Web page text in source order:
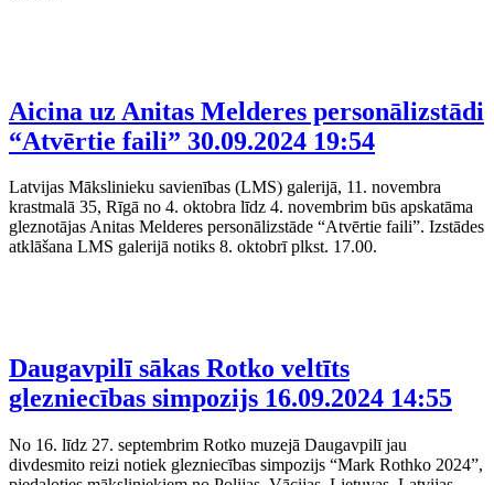
Aicina uz Anitas Melderes personālizstādi
“Atvērtie faili” 30.09.2024 19:54
Latvijas Mākslinieku savienības (LMS) galerijā, 11. novembra
krastmalā 35, Rīgā no 4. oktobra līdz 4. novembrim būs apskatāma
gleznotājas Anitas Melderes personālizstāde “Atvērtie faili”. Izstādes
atklāšana LMS galerijā notiks 8. oktobrī plkst. 17.00.
Daugavpilī sākas Rotko veltīts
glezniecības simpozijs 16.09.2024 14:55
No 16. līdz 27. septembrim Rotko muzejā Daugavpilī jau
divdesmito reizi notiek glezniecības simpozijs “Mark Rothko 2024”,